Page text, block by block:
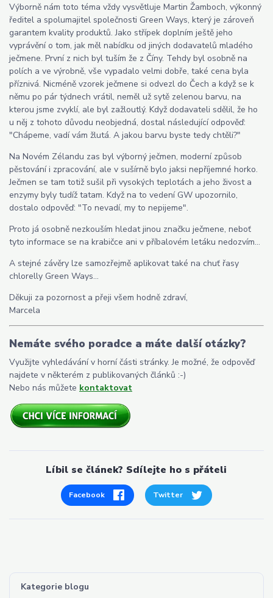
Kategorie blogu
Výborně nám toto téma vždy vysvětluje Martin Žamboch, výkonný
ředitel a spolumajitel společnosti Green Ways, který je zároveň
garantem kvality produktů. Jako střípek doplním ještě jeho
vyprávění o tom, jak měl nabídku od jiných dodavatelů mladého
ječmene. První z nich byl tuším že z Číny. Tehdy byl osobně na
polích a ve výrobně, vše vypadalo velmi dobře, také cena byla
příznivá. Nicméně vzorek ječmene si odvezl do Čech a když se k
němu po pár týdnech vrátil, neměl už sytě zelenou barvu, na
kterou jsme zvyklí, ale byl zažloutlý. Když dodavateli sdělil, že ho
u něj z tohoto důvodu neobjedná, dostal následující odpověď:
"Chápeme, vadí vám žlutá. A jakou barvu byste tedy chtěli?"
Na Novém Zélandu zas byl výborný ječmen, moderní způsob
pěstování i zpracování, ale v sušírně bylo jaksi nepříjemné horko.
Ječmen se tam totiž sušil při vysokých teplotách a jeho živost a
enzymy byly tudíž tatam. Když na to vedení GW upozornilo,
dostalo odpověď: "To nevadí, my to nepijeme".
Proto já osobně nezkouším hledat jinou značku ječmene, neboť
tyto informace se na krabičce ani v příbalovém letáku nedozvím...
A stejné závěry lze samozřejmě aplikovat také na chuť řasy
chlorelly Green Ways...
Děkuji za pozornost a přeji všem hodně zdraví,
Marcela
Nemáte svého poradce a máte další otázky?
Využijte vyhledávání v horní části stránky. Je možné, že odpověď
najdete v některém z publikovaných článků :-)
Nebo nás můžete kontaktovat
Líbil se článek? Sdílejte ho s přáteli
Facebook Twitter